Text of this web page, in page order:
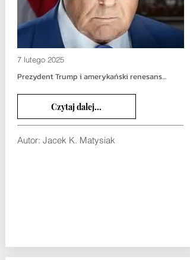
7 lutego 2025
Prezydent Trump i amerykański renesans…
Czytaj dalej...
Autor: Jacek K. Matysiak